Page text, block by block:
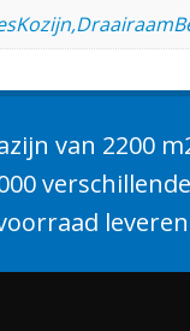
van 2200
leveren